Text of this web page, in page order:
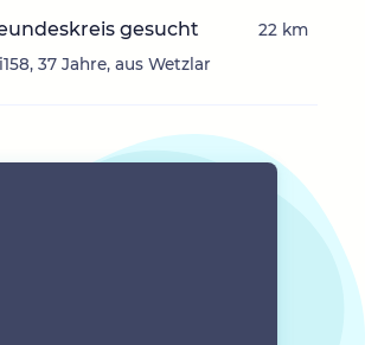
gesucht
37 Jahre, aus Wetzlar
22 km